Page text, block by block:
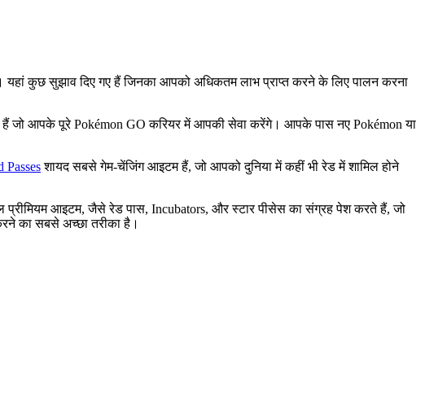
यहां कुछ सुझाव दिए गए हैं जिनका आपको अधिकतम लाभ प्राप्त करने के लिए पालन करना
हैं जो आपके पूरे Pokémon GO करियर में आपकी सेवा करेंगे। आपके पास नए Pokémon या
Passesशायद सबसे गेम-चेंजिंग आइटम हैं, जो आपको दुनिया में कहीं भी रेड में शामिल होने
प्रीमियम आइटम, जैसे रेड पास, Incubators, और स्टार पीसेस का संग्रह पेश करते हैं, जो
का सबसे अच्छा तरीका है।